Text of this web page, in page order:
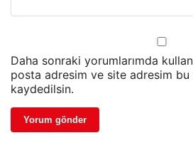
Daha sonraki yorumlarımda
posta adresim ve site adresim bu
kaydedilsin.